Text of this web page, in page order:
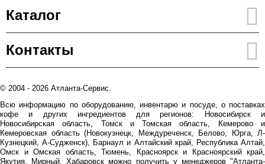
Каталог
Контакты
© 2004 - 2026 Атланта-Сервис.
Всю информацию по оборудованию, инвентарю и посуде, о поставках
кофе и других ингредиентов для регионов: Новосибирск и
Новосибирская область, Томск и Томская область, Кемерово и
Кемеровская область (Новокузнецк, Междуреченск, Белово, Юрга, Л-
Кузнецкий, А-Судженск), Барнаул и Алтайский край, Республика Алтай,
Омск и Омская область, Тюмень, Красноярск и Красноярский край,
Якутия, Мирный, Хабаровск можно получить у менеджеров "Атланта-